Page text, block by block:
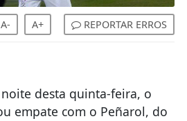
A- A+ REPORTAR ERROS
desta quinta-feira, o
empate com o Peñarol, do